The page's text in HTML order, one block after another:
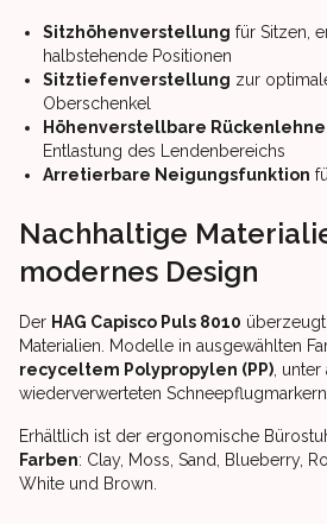
Sitzhöhenverstellung für Sitzen,
halbstehende Positionen
Sitztiefenverstellung zur
Oberschenkel
Höhenverstellbare Rückenlehne
Entlastung des Lendenbereichs
Arretierbare Neigungsfunktion
Nachhaltige
modernes Design
Der HAG Capisco Puls 8010
Materialien. Modelle in ausgewählten
recyceltem Polypropylen (PP) ,
wiederverwerteten Schneepflugmarkern.
Erhältlich ist der ergonomische
Farben: Clay, Moss, Sand, Blueberry,
White und Brown.